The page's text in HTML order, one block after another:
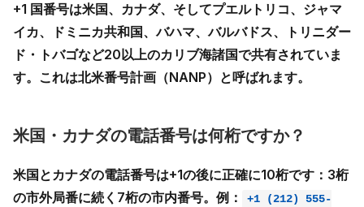
+1 国番号は米国、カナダ、そしてプエルトリコ、ジャマ
イカ、ドミニカ共和国、バハマ、バルバドス、トリニダー
ド・トバゴなど20以上のカリブ海諸国で共有されていま
す。これは北米番号計画（NANP）と呼ばれます。
米国・カナダの電話番号は何桁ですか？
米国とカナダの電話番号は+1の後に正確に10桁です：3桁
の市外局番に続く7桁の市内番号。例：
+1 (212) 555-